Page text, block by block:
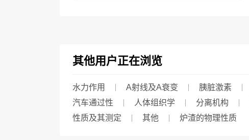
其他用户正在浏览
水力作用 Α射线及α衰变 胰脏激素
汽车通过性
人体组织学 分离机构
性质及其测定
其他 炉渣的物理性质